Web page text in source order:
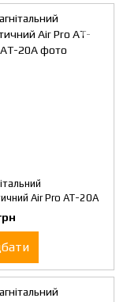
Air Pro AT-20A